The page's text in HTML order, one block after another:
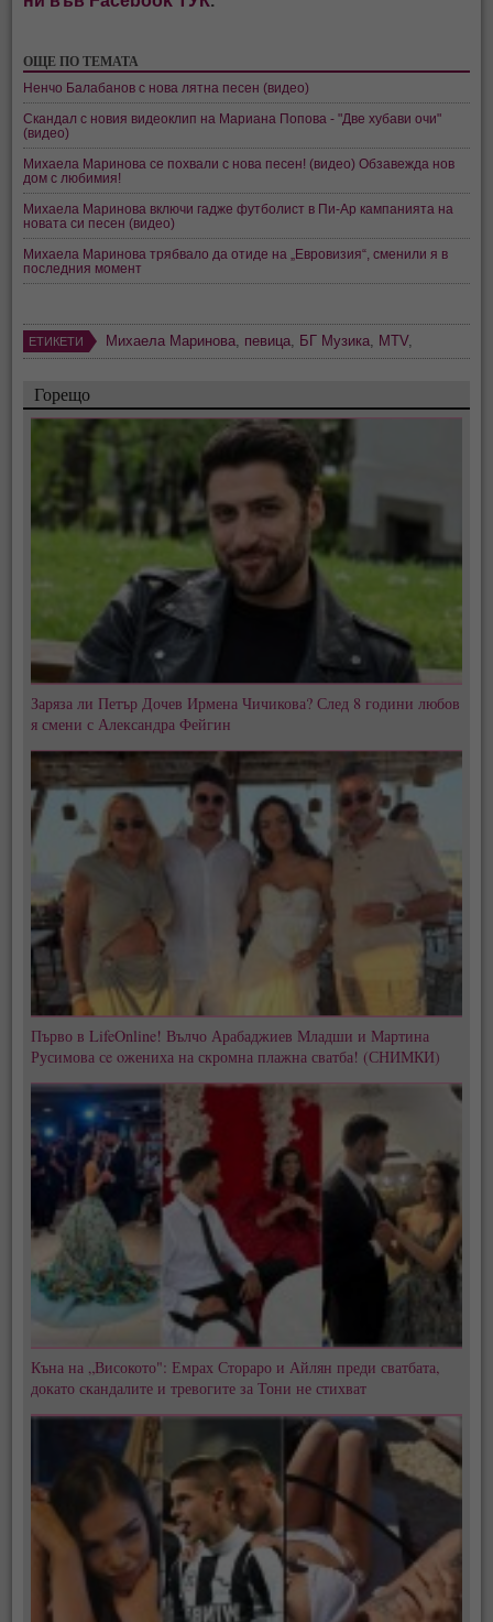
ОЩЕ ПО ТЕМАТА
Ненчо Балабанов с нова лятна песен (видео)
Скандал с новия видеоклип на Мариана Попова - "Две хубави очи"
(видео)
Михаела Маринова се похвали с нова песен! (видео) Обзавежда нов
дом с любимия!
Михаела Маринова включи гадже футболист в Пи-Ар кампанията на
новата си песен (видео)
Михаела Маринова трябвало да отиде на „Евровизия“, сменили я в
последния момент
ЕТИКЕТИ Михаела Маринова, певица, БГ Музика, MTV,
Горещо
Заряза ли Петър Дочев Ирмена Чичикова? След 8 години любов
я смени с Александра Фейгин
Първо в LifeOnline! Вълчо Арабаджиев Младши и Мартина
Русимова сe oжениха на скромна плажна сватба! (СНИМКИ)
Къна на „Високото": Емрах Стораро и Айлян преди сватбата,
докато скандалите и тревогите за Тони не стихват